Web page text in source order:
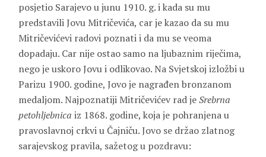
posjetio Sarajevo u junu 1910. g. i kada su mu
predstavili Jovu Mitričevića, car je kazao da su mu
Mitričevićevi radovi poznati i da mu se veoma
dopadaju. Car nije ostao samo na ljubaznim riječima,
nego je uskoro Jovu i odlikovao. Na Svjetskoj izložbi u
Parizu 1900. godine, Jovo je nagrađen bronzanom
medaljom. Najpoznatiji Mitričevićev rad jeSrebrna
petohljebnica iz 1868. godine, koja je pohranjena u
pravoslavnoj crkvi u Čajniču. Jovo se držao zlatnog
sarajevskog pravila, sažetog u pozdravu: